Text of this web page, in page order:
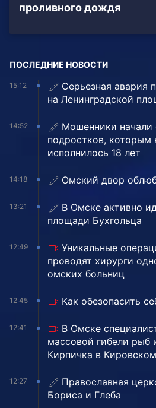
проливного дождя
ПОСЛЕДНИЕ НОВОСТИ
15:12
Серьезная авария
на Ленинградской
14:52
Мошенники начали
подростков, которым
исполнилось 18 лет
14:18 Омский двор
13:21
В Омске активно
площади Бухгольца
12:49
Уникальные
проводят хирурги
омских больниц
12:45 Как обезопасить
12:41
В Омске
массовой гибели рыб
Кирпичка в
12:27
Православная
Бориса и Глеба